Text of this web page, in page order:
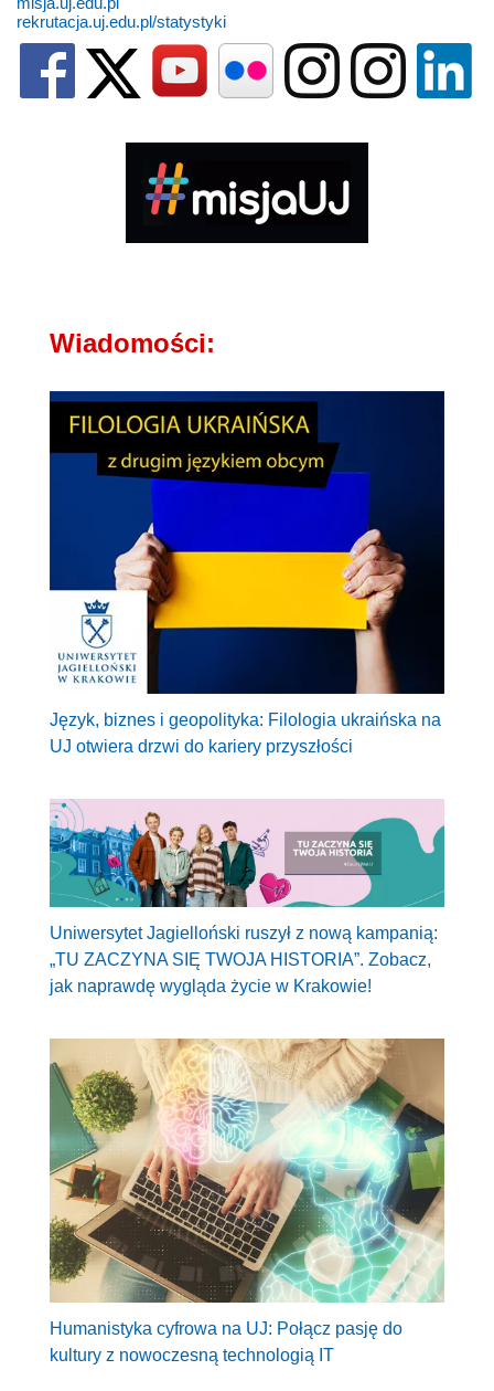
rekrutacja.uj.edu.pl/statystyki
Wiadomości:
Język, biznes i geopolityka: Filologia ukraińska na
UJ otwiera drzwi do kariery przyszłości
Uniwersytet Jagielloński ruszył z nową kampanią:
„TU ZACZYNA SIĘ TWOJA HISTORIA”. Zobacz,
jak naprawdę wygląda życie w Krakowie!
Humanistyka cyfrowa na UJ: Połącz pasję do
kultury z nowoczesną technologią IT